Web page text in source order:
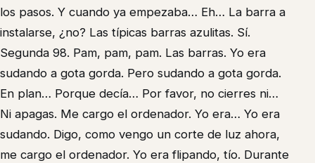
los pasos. Y cuando ya empezaba… Eh… La barra a
instalarse, ¿no? Las típicas barras azulitas. Sí.
Segunda 98. Pam, pam, pam. Las barras. Yo era
sudando a gota gorda. Pero sudando a gota gorda.
En plan… Porque decía… Por favor, no cierres ni…
Ni apagas. Me cargo el ordenador. Yo era… Yo era
sudando. Digo, como vengo un corte de luz ahora,
me cargo el ordenador. Yo era flipando, tío. Durante